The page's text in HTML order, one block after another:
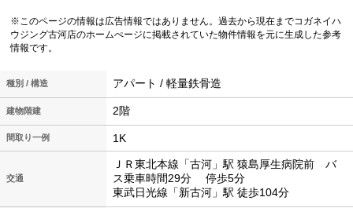
※このページの情報は広告情報ではありません。過去から現在までコガネイハ
ウジング古河店のホームぺージに掲載されていた物件情報を元に生成した参考
情報です。
種別 / 構造 アパート / 軽量鉄骨造
建物階建 2階
間取り一例 1K
交通
ＪＲ東北本線「古河」駅 猿島厚生病院前 バ
ス乗車時間29分 停歩5分
東武日光線「新古河」駅 徒歩104分